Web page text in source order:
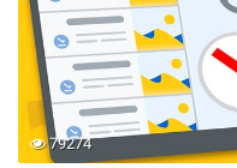
79274